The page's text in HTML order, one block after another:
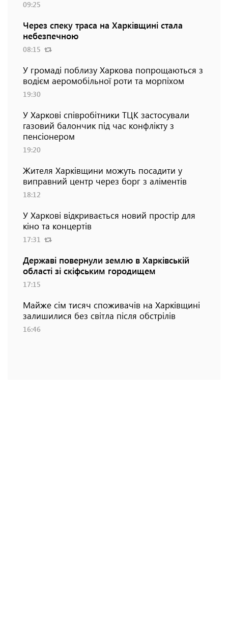
09:25
Через спеку траса на Харківщині стала
небезпечною
08:15
У громаді поблизу Харкова попрощаються з
водієм аеромобільної роти та морпіхом
19:30
У Харкові співробітники ТЦК застосували
газовий балончик під час конфлікту з
пенсіонером
19:20
Жителя Харківщини можуть посадити у
виправний центр через борг з аліментів
18:12
У Харкові відкривається новий простір для
кіно та концертів
17:31
Державі повернули землю в Харківській
області зі скіфським городищем
17:15
Майже сім тисяч споживачів на Харківщині
залишилися без світла після обстрілів
16:46